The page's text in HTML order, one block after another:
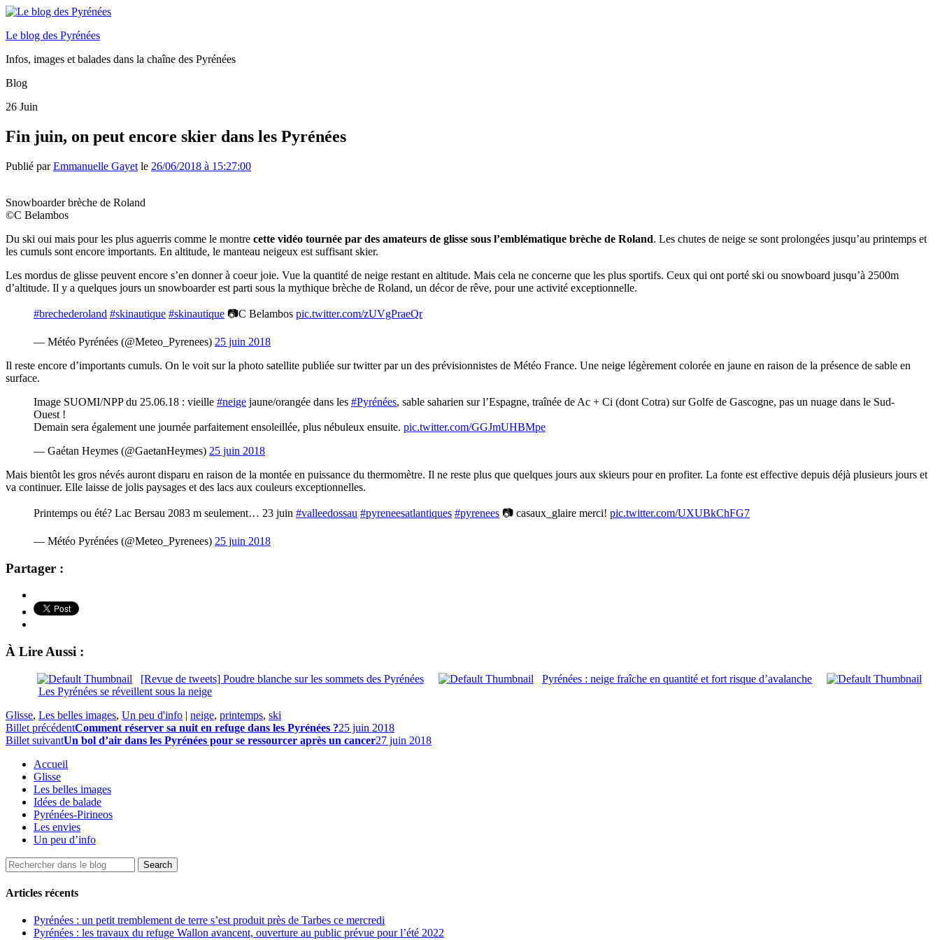
Le blog des Pyrénées
Infos, images et balades dans la chaîne des Pyrénées
Blog
26 Juin
Fin juin, on peut encore skier dans les Pyrénées
Publié parEmmanuelle Gayet le 26/06/2018 à 15:27:00
Snowboarder brèche de Roland
©C Belambos
Du ski oui mais pour les plus aguerris comme le montre cette vidéo tournée par des amateurs de glisse sous l’emblématique brèche de Roland. Les chutes de neige se sont prolongées jusqu’au printemps et
les cumuls sont encore importants. En altitude, le manteau neigeux est suffisant skier.
Les mordus de glisse peuvent encore s’en donner à coeur joie. Vue la quantité de neige restant en altitude. Mais cela ne concerne que les plus sportifs. Ceux qui ont porté ski ou snowboard jusqu’à 2500m
d’altitude. Il y a quelques jours un snowboarder est parti sous la mythique brèche de Roland, un décor de rêve, pour une activité exceptionnelle.
#brechederoland #skinautique #skinautique 📷C Belambos pic.twitter.com/zUVgPraeQr
— Météo Pyrénées (@Meteo_Pyrenees) 25 juin 2018
Il reste encore d’importants cumuls. On le voit sur la photo satellite publiée sur twitter par un des prévisionnistes de Météo France. Une neige légèrement colorée en jaune en raison de la présence de sable en
surface.
Image SUOMI/NPP du 25.06.18 : vieille #neige jaune/orangée dans les #Pyrénées, sable saharien sur l’Espagne, traînée de Ac + Ci (dont Cotra) sur Golfe de Gascogne, pas un nuage dans le Sud-
Ouest !
Demain sera également une journée parfaitement ensoleillée, plus nébuleux ensuite. pic.twitter.com/GGJmUHBMpe
— Gaétan Heymes (@GaetanHeymes) 25 juin 2018
Mais bientôt les gros névés auront disparu en raison de la montée en puissance du thermomètre. Il ne reste plus que quelques jours aux skieurs pour en profiter. La fonte est effective depuis déjà plusieurs jours et
va continuer. Elle laisse de jolis paysages et des lacs aux couleurs exceptionnelles.
Printemps ou été? Lac Bersau 2083 m seulement… 23 juin #valleedossau #pyreneesatlantiques #pyrenees 📷 casaux_glaire merci! pic.twitter.com/UXUBkChFG7
— Météo Pyrénées (@Meteo_Pyrenees) 25 juin 2018
Partager :
À Lire Aussi :
[Revue de tweets] Poudre blanche sur les sommets des Pyrénées
Pyrénées : neige fraîche en quantité et fort risque d’avalanche
Les Pyrénées se réveillent sous la neige
Glisse, Les belles images, Un peu d'info | neige, printemps, ski
Billet précédentComment réserver sa nuit en refuge dans les Pyrénées ?25 juin 2018
Billet suivantUn bol d’air dans les Pyrénées pour se ressourcer après un cancer27 juin 2018
Accueil
Glisse
Les belles images
Idées de balade
Pyrénées-Pirineos
Les envies
Un peu d’info
Articles récents
Pyrénées : un petit tremblement de terre s’est produit près de Tarbes ce mercredi
Pyrénées : les travaux du refuge Wallon avancent, ouverture au public prévue pour l’été 2022